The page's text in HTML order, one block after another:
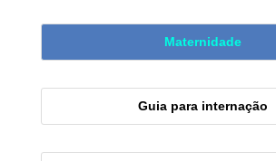
Maternidade
Guia para internação